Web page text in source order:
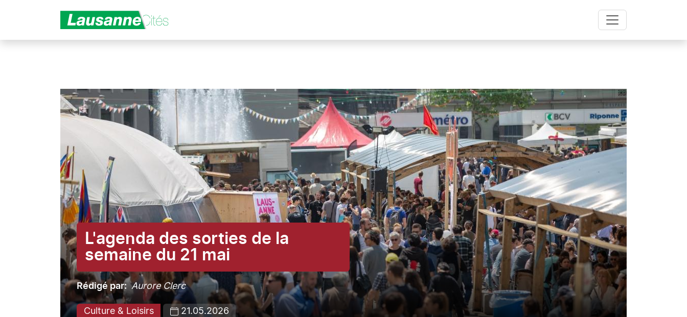
L'agenda des sorties de la
semaine du 21 mai
Rédigé par Aurore Clerc
Culture & Loisirs 21.05.2026